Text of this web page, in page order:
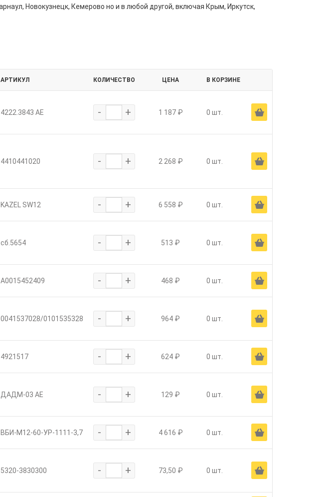
Новокузнецк, Кемерово но и в любой другой, включая Крым, Иркутск,
АРТИКУЛ КОЛИЧЕСТВО ЦЕНА В КОРЗИНЕ
4222.3843 АЕ - + 1 187 ₽ 0 шт. Ä
4410441020 - + 2 268 ₽ 0 шт. Ä
KAZEL SW12 - + 6 558 ₽ 0 шт. Ä
сб.5654 - + 513 ₽ 0 шт. Ä
A0015452409 - + 468 ₽ 0 шт. Ä
0041537028/0101535328 - + 964 ₽ 0 шт. Ä
4921517 - + 624 ₽ 0 шт. Ä
ДАДМ-03 АЕ - + 129 ₽ 0 шт. Ä
ВБИ-М12-60-УР-1111-3,7 - + 4 616 ₽ 0 шт. Ä
5320-3830300 - + 73,50 ₽ 0 шт. Ä